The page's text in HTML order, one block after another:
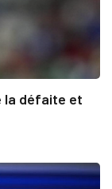
la défaite et